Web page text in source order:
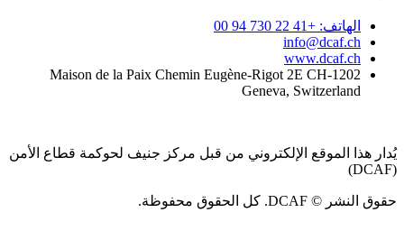
الهاتف: +41 22 730 94 00
info@dcaf.ch
www.dcaf.ch
Maison de la Paix Chemin Eugène-Rigot 2E CH-1202
Geneva, Switzerland
يُدار هذا الموقع الإلكتروني من قبل مركز جنيف لحوكمة قطاع الأمن
(DCAF)
حقوق النشر © DCAF. كل الحقوق محفوظة.